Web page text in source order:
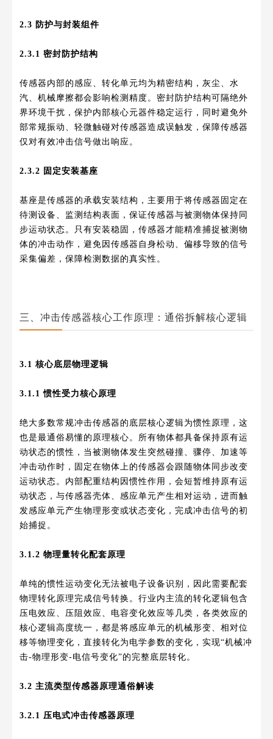
2.3 防护与封装组件
2.3.1 密封防护结构
传感器内部的感应、转化单元均为精密结构，灰尘、水
汽、机械摩擦都会影响检测精度。密封防护结构可隔绝外
界环境干扰，保护内部核心元器件稳定运行，同时避免外
部常规振动、轻微触碰对传感器造成误触发，保障传感器
仅对有效冲击信号做出响应。
2.3.2 固定安装基座
基座是传感器的承载安装结构，主要用于将传感器固定在
待测设备、监测结构表面，保证传感器与被测物体保持同
步运动状态。只有安装稳固，传感器才能精准捕捉被测物
体的冲击动作，避免因传感器自身松动、偏移导致的信号
采集偏差，保障检测数据的真实性。
三、冲击传感器核心工作原理：通俗拆解核心逻辑
3.1 核心底层物理逻辑
3.1.1 惯性受力核心原理
绝大多数常规冲击传感器的底层核心逻辑为惯性原理，这
也是最通俗易懂的原理核心。所有物体都具备保持原有运
动状态的惯性，当被测物体发生突然碰撞、骤停、加速等
冲击动作时，固定在物体上的传感器会跟随物体同步改变
运动状态。内部配重结构因惯性作用，会短暂维持原有运
动状态，与传感器壳体、感应单元产生相对运动，进而触
发感应单元产生物理形变或状态变化，完成冲击信号的初
始捕捉。
3.1.2 物理量转化配套原理
单纯的惯性运动变化无法被电子设备识别，因此需要配套
物理转化原理完成信号转换。行业内主流的转化逻辑包含
压电效应、压阻效应、电容变化效应等几类，各类效应的
核心逻辑高度统一，都是将感应单元的机械形变、相对位
移等物理变化，直接转化为电学参数的变化，实现“机械冲
击-物理形变-电信号变化”的完整底层转化。
3.2 主流类型传感器原理通俗解读
3.2.1 压电式冲击传感器原理